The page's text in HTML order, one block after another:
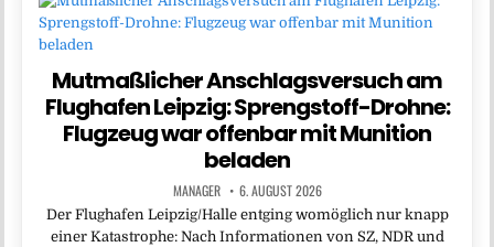
Mutmaßlicher Anschlagsversuch am
Flughafen Leipzig: Sprengstoff-Drohne:
Flugzeug war offenbar mit Munition
beladen
MANAGER 6. AUGUST 2026
Der Flughafen Leipzig/Halle entging womöglich nur knapp
einer Katastrophe: Nach Informationen von SZ, NDR und